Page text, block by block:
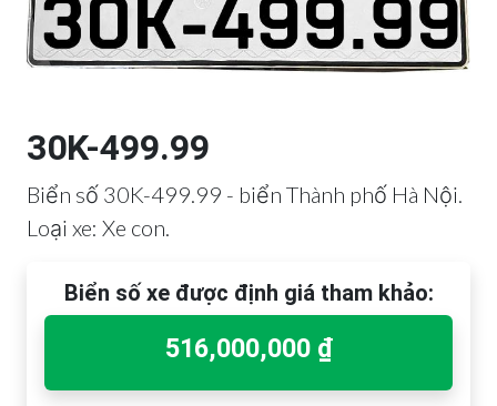
30K-499.99
Biển số 30K-499.99 - biển Thành phố Hà Nội.
Loại xe: Xe con.
Biển số xe được định giá tham khảo:
516,000,000 ₫